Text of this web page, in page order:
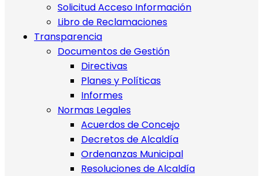
Solicitud Acceso Información
Libro de Reclamaciones
Transparencia
Documentos de Gestión
Directivas
Planes y Políticas
Informes
Normas Legales
Acuerdos de Concejo
Decretos de Alcaldía
Ordenanzas Municipal
Resoluciones de Alcaldía